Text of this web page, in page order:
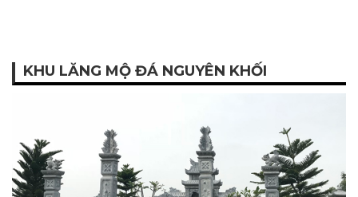
KHU LĂNG MỘ ĐÁ NGUYÊN KHỐI